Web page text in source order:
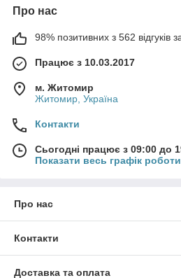
Про нас
98% позитивних з 562 відгуків
Працює з 10.03.2017
м. Житомир
Житомир, Україна
Контакти
Сьогодні працює з 09:00 до
Показати весь графік роботи
Про нас
Контакти
Доставка та оплата